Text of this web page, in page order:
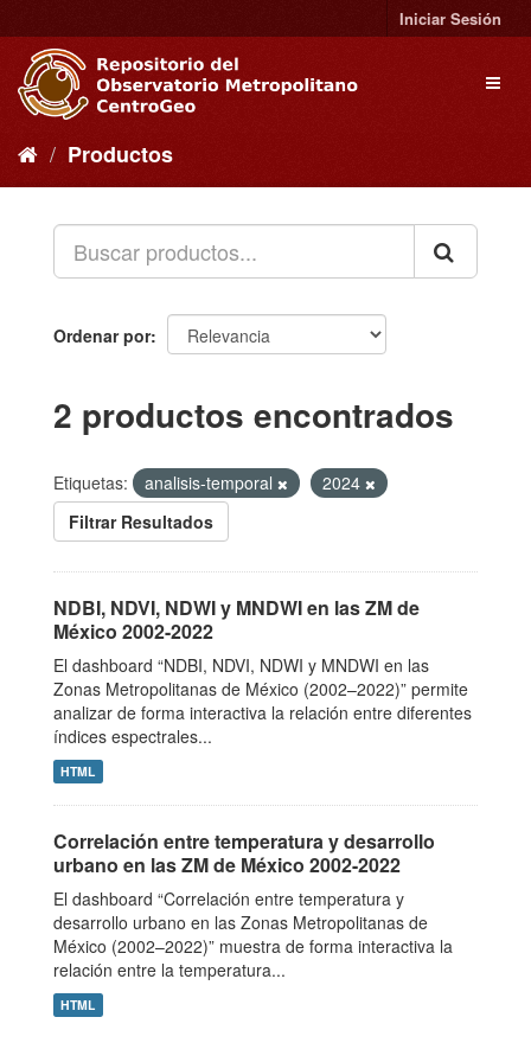
al
contenido
Iniciar Sesión
Productos
Ordenar por
2 productos encontrados
Etiquetas: analisis-temporal
2024
Filtrar Resultados
NDBI, NDVI, NDWI y MNDWI en las ZM de
México 2002-2022
El dashboard “NDBI, NDVI, NDWI y MNDWI en las
Zonas Metropolitanas de México (2002–2022)” permite
analizar de forma interactiva la relación entre diferentes
índices espectrales...
HTML
Correlación entre temperatura y desarrollo
urbano en las ZM de México 2002-2022
El dashboard “Correlación entre temperatura y
desarrollo urbano en las Zonas Metropolitanas de
México (2002–2022)” muestra de forma interactiva la
relación entre la temperatura...
HTML